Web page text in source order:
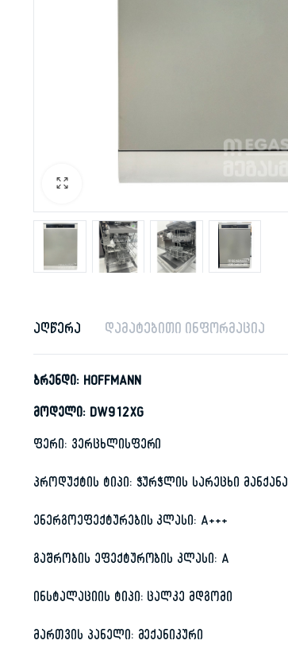
აღწერა დამატებითი ინფორმაცია
ბრენდი: HOFFMANN
მოდელი: DW912XG
ფერი: ვერცხლისფერი
პროდუქტის ტიპი: ჭურჭლის სარეცხი მანქანა
ენერგოეფექტურების კლასი: A+++
გაშრობის ეფექტურობის კლასი: A
ინსტალაციის ტიპი: ცალკე მდგომი
მართვის პანელი: მექანიკური